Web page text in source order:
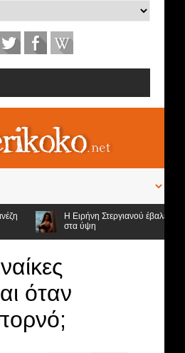
Η Ειρήνη Στεργιανού έβαλε τα...
στα ύψη
όταν